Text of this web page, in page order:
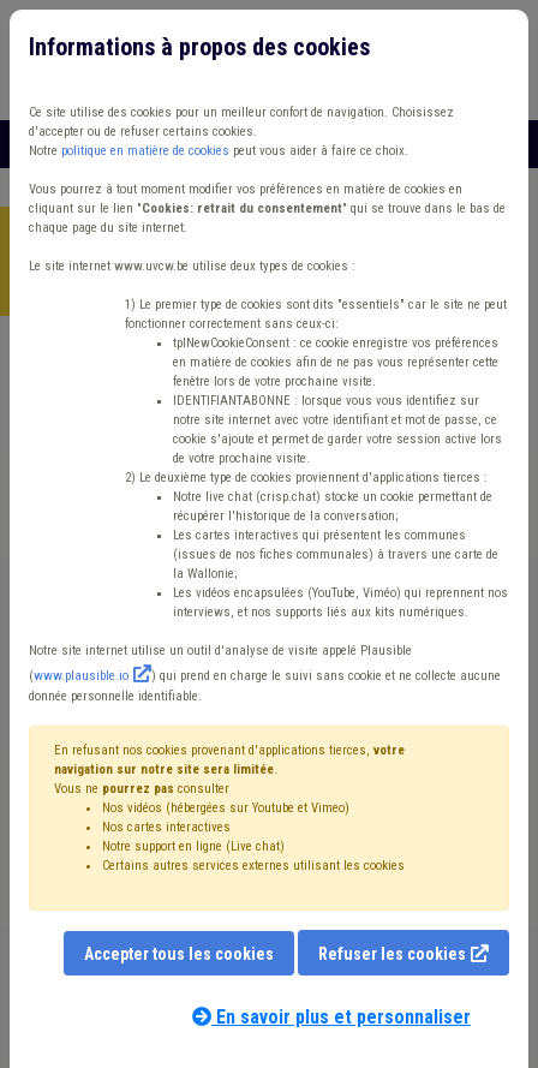
Accueil >Etat civil & Population
numérisation des traductions effectuées par des traducteurs
Etat civil & Population Nouvelles technologies
Simplification et
numérisation des
traductions effectuées
par des traducteurs
jurés
Mis en ligne le 12 Décembre 2022 - John ROBERT
Voici une information que souhaite diffuser le service
compétent de SPF Justice.
traductions effectuées par des traducteurs jurés.
Depuis le 1erdécembre 2022, le processus a été
numérisé et simplifié. En effet, depuis cette date, il est
Informations à propos des cookies
Ce site utilise des cookies pour un meilleur confort de navigation. Choisissez
d'accepter ou de refuser certains cookies.
Notre politique en matière de cookies peut vous aider à faire ce choix.
Vous pourrez à tout moment modifier vos préférences en matière de cookies en
cliquant sur le lien "Cookies: retrait du consentement" qui se trouve dans le bas de
chaque page du site internet.
Le site internet www.uvcw.be utilise deux types de cookies :
1) Le premier type de cookies sont dits "essentiels" car le site ne peut
fonctionner correctement sans ceux-ci:
tplNewCookieConsent : ce cookie enregistre vos préférences
en matière de cookies afin de ne pas vous représenter cette
fenêtre lors de votre prochaine visite.
IDENTIFIANTABONNE : lorsque vous vous identifiez sur
notre site internet avec votre identifiant et mot de passe, ce
cookie s'ajoute et permet de garder votre session active lors
de votre prochaine visite.
2) Le deuxième type de cookies proviennent d'applications tierces :
Notre live chat (crisp.chat) stocke un cookie permettant de
récupérer l'historique de la conversation;
Les cartes interactives qui présentent les communes
(issues de nos fiches communales) à travers une carte de
la Wallonie;
Les vidéos encapsulées (YouTube, Viméo) qui reprennent nos
interviews, et nos supports liés aux kits numériques.
Notre site internet utilise un outil d'analyse de visite appelé Plausible
(www.plausible.io
) qui prend en charge le suivi sans cookie et ne collecte aucune
donnée personnelle identifiable.
En refusant nos cookies provenant d'applications tierces, votre
navigation sur notre site sera limitée.
Vous ne pourrez pas consulter
Nos vidéos (hébergées sur Youtube et Vimeo)
Nos cartes interactives
Notre support en ligne (Live chat)
Certains autres services externes utilisant les cookies
Accepter tous les cookies Refuser les cookies
En savoir plus et personnaliser